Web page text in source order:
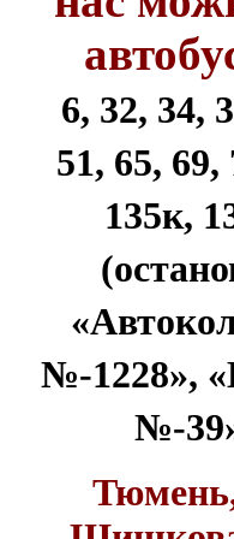
6, 32, 34,
51, 65, 69,
135к,
№-1228»,
№-